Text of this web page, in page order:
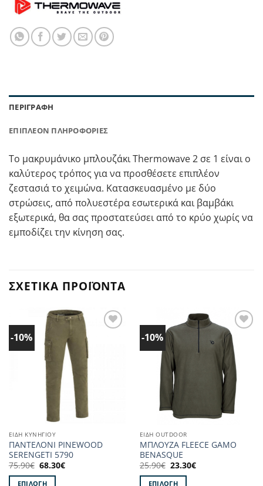
ΠΕΡΙΓΡΑΦΉ
ΕΠΙΠΛΈΟΝ ΠΛΗΡΟΦΟΡΊΕΣ
Το μακρυμάνικο μπλουζάκι Thermowave 2 σε 1 είναι ο
καλύτερος τρόπος για να προσθέσετε επιπλέον
ζεστασιά το χειμώνα. Κατασκευασμένο με δύο
στρώσεις, από πολυεστέρα εσωτερικά και βαμβάκι
εξωτερικά, θα σας προστατεύσει από το κρύο χωρίς να
εμποδίζει την κίνηση σας.
ΣΧΕΤΙΚΆ ΠΡΟΪΌΝΤΑ
-10%
Προσθήκη
Αγαπημένα!
ΕΙΔΗ ΚΥΝΗΓΙΟΥ
ΠΑΝΤΕΛΟΝΙ PINEWOOD
SERENGETI 5790
75.90€ Original
price
was:
68.30€Η
τρέχουσα
ΕΠΙΛΟΓΉ
-10%
Προσθήκη
στα
Αγαπημένα!
ΕΙΔΗ OUTDOOR
ΜΠΛΟΥΖΑ FLEECE GAMO
BENASQUE
25.90€ Original
price
was:
23.30€Η
τρέχουσα
ΕΠΙΛΟΓΉ